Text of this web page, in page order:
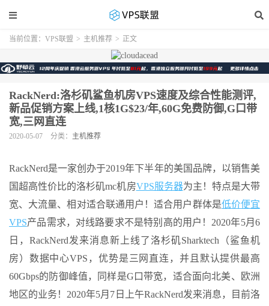
当前位置： VPS联盟 > 主机推荐 > 正文
RackNerd:洛杉矶鲨鱼机房VPS速度及综合性能测评,
新品促销方案上线,1核1G$23/年,60G免费防御,G口带
宽,三网直连
2020-05-07 分类： 主机推荐
RackNerd是一家创办于2019年下半年的美国品牌，以销售美
国超高性价比的洛杉矶mc机房VPS服务器为主！特点是大带
宽、大流量、相对适合联通用户！适合用户群体是低价便宜
VPS产品需求，对线路要求不是特别高的用户！2020年5月6
日，RackNerd发来消息新上线了洛杉矶Sharktech（鲨鱼机
房）数据中心VPS，优势是三网直连，并且默认提供最高
60Gbps的防御峰值，同样是G口带宽，适合面向北美、欧洲
地区的业务！2020年5月7日上午RackNerd发来消息，目前洛